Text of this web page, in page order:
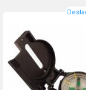
Graduaciones finas